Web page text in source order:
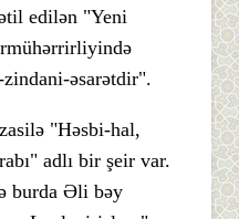
edilən "Yeni
əsarətdir".
"Həsbi-hal,
adlı bir şeir var.
burda Əli bəy